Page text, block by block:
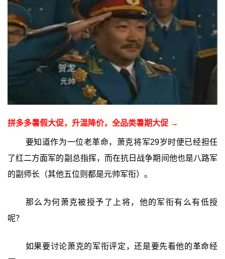
拼多多暑假大促，升温降价，全品类暑期大促 →
要知道作为一位老革命，萧克将军29岁时便已经担任
了红二方面军的副总指挥，而在抗日战争期间他也是八路军
的副师长（其他五位则都是元帅军衔）。
那么为何萧克被授予了上将，他的军衔有么有低授
呢？
如果要讨论萧克的军衔评定，还是要先看他的革命经